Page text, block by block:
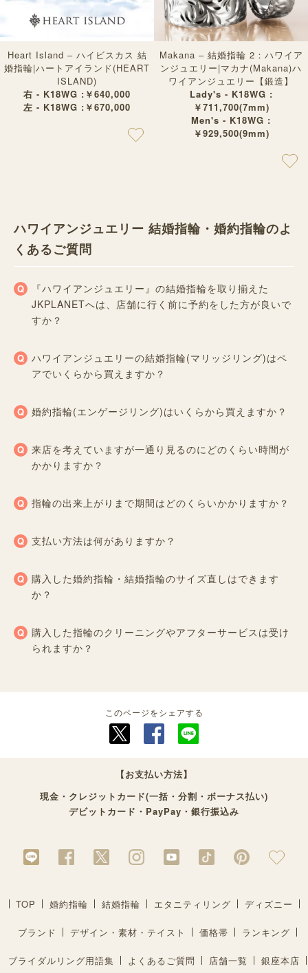
Heart Island – ハイビスカス 結
婚指輪|ハートアイランド(HEART
ISLAND)
右 - K18WG :￥640,000
左 - K18WG :￥670,000
Makana – 結婚指輪 2：ハワイア
ンジュエリー|マカナ(Makana)ハ
ワイアンジュエリー【鍛造】
Lady's - K18WG :
￥711,700(7mm)
Men's - K18WG :
￥929,500(9mm)
ハワイアンジュエリー 結婚指輪・婚約指輪のよ
くあるご質問
『ハワイアンジュエリー』の結婚指輪を取り揃えた
JKPLANETへは、店舗に行く前に予約をした方が良いで
すか？
ハワイアンジュエリーの結婚指輪(マリッジリング)はペ
アでいくらから買えますか？
婚約指輪(エンゲージリング)はいくらから買えますか？
来店を考えていますが一通り見るのにどのくらい時間が
かかりますか？
指輪の出来上がりまで期間はどのくらいかかりますか？
支払い方法は何がありますか？
購入した婚約指輪・結婚指輪のサイズ直しはできます
か？
購入した指輪のクリーニングやアフターサービスは受け
られますか？
このページをシェアする
【お支払い方法】
現金・クレジットカード(一括・分割・ボーナス払い)
デビットカード・PayPay・銀行振込み
TOP 婚約指輪 結婚指輪 エタニティリング ディズニー
ブランド デザイン・素材・テイスト 価格帯 ランキング
ブライダルリング用語集 よくあるご質問 店舗一覧 銀座本店